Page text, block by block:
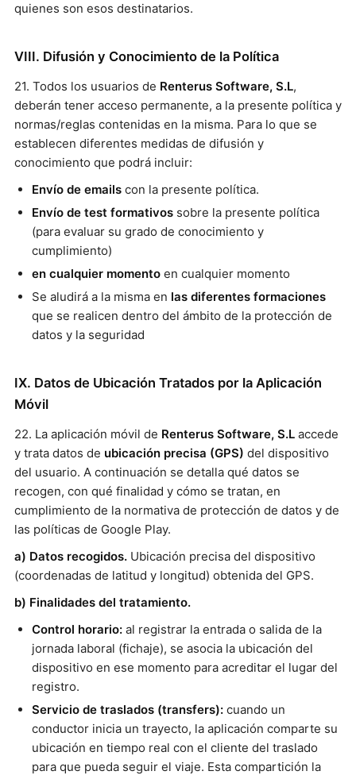
quienes son esos destinatarios.
VIII. Difusión y Conocimiento de la Política
21. Todos los usuarios de Renterus Software, S.L,
deberán tener acceso permanente, a la presente política y
normas/reglas contenidas en la misma. Para lo que se
establecen diferentes medidas de difusión y
conocimiento que podrá incluir:
Envío de emails con la presente política.
Envío de test formativos sobre la presente política
(para evaluar su grado de conocimiento y
cumplimiento)
en cualquier momento en cualquier momento
Se aludirá a la misma en las diferentes formaciones
que se realicen dentro del ámbito de la protección de
datos y la seguridad
IX. Datos de Ubicación Tratados por la Aplicación
Móvil
22. La aplicación móvil de Renterus Software, S.L accede
y trata datos de ubicación precisa (GPS) del dispositivo
del usuario. A continuación se detalla qué datos se
recogen, con qué finalidad y cómo se tratan, en
cumplimiento de la normativa de protección de datos y de
las políticas de Google Play.
a) Datos recogidos. Ubicación precisa del dispositivo
(coordenadas de latitud y longitud) obtenida del GPS.
b) Finalidades del tratamiento.
Control horario: al registrar la entrada o salida de la
jornada laboral (fichaje), se asocia la ubicación del
dispositivo en ese momento para acreditar el lugar del
registro.
Servicio de traslados (transfers): cuando un
conductor inicia un trayecto, la aplicación comparte su
ubicación en tiempo real con el cliente del traslado
para que pueda seguir el viaje. Esta compartición la